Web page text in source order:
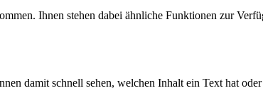
Ihnen stehen dabei ähnliche Funktionen zur
damit schnell sehen, welchen Inhalt ein Text hat